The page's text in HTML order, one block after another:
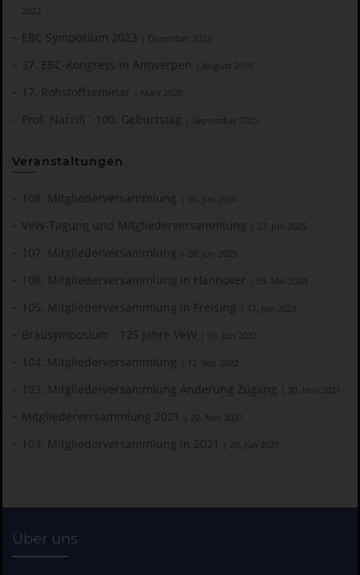
2022
EBC Symposium 2023 | Dezember 2022
37. EBC-Kongress in Antwerpen | August 2019
17. Rohstoffseminar | März 2020
Prof. Narziß´ 100. Geburtstag | September 2025
Veranstaltungen
108. Mitgliederversammlung | 06. Jun 2026
VeW-Tagung und Mitgliederversammlung | 27. Jun 2025
107. Mitgliederversammlung | 28. Jun 2025
106. Mitgliederversammlung in Hannover | 03. Mai 2024
105. Mitgliederversammlung in Freising | 17. Jun 2023
Brausymposium - 125 Jahre VeW | 16. Jun 2023
104. Mitgliederversammlung | 12. Sep 2022
103. Mitgliederversammlung Änderung Zugang | 20. Nov 2021
Mitgliederversammlung 2021 | 20. Nov 2021
103. Mitgliederversammlung in 2021 | 26. Jun 2021
Über uns